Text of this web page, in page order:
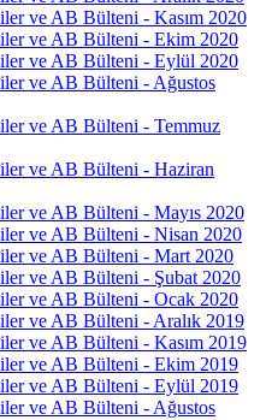
ve AB Bülteni - Kasım 2020
ve AB Bülteni - Ekim 2020
ve AB Bülteni - Eylül 2020
ve AB Bülteni - Ağustos
ve AB Bülteni - Temmuz
ve AB Bülteni - Haziran
ve AB Bülteni - Mayıs 2020
ve AB Bülteni - Nisan 2020
ve AB Bülteni - Mart 2020
ve AB Bülteni - Şubat 2020
ve AB Bülteni - Ocak 2020
ve AB Bülteni - Aralık 2019
ve AB Bülteni - Kasım 2019
ve AB Bülteni - Ekim 2019
ve AB Bülteni - Eylül 2019
ve AB Bülteni - Ağustos